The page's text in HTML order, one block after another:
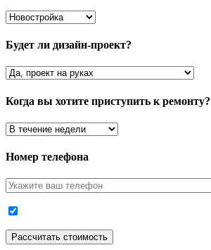
Будет ли дизайн-проект?
Когда вы хотите приступить к ремонту?
Номер телефона